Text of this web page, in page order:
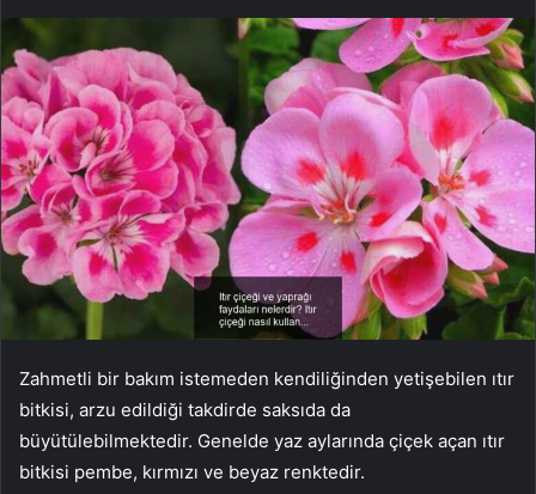
Zahmetli bir bakım istemeden kendiliğinden yetişebilen ıtır
bitkisi, arzu edildiği takdirde saksıda da
büyütülebilmektedir. Genelde yaz aylarında çiçek açan ıtır
bitkisi pembe, kırmızı ve beyaz renktedir.